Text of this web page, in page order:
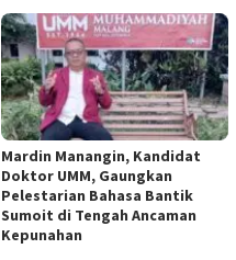
Mardin Manangin, Kandidat
Doktor UMM, Gaungkan
Pelestarian Bahasa Bantik
Sumoit di Tengah Ancaman
Kepunahan